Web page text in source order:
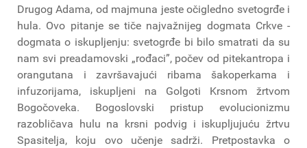
Drugog Adama, od majmuna jeste očigledno svetogrđe i
hula. Ovo pitanje se tiče najvažnijeg dogmata Crkve -
dogmata o iskupljenju: svetogrđe bi bilo smatrati da su
nam svi preadamovski „rođaci”, počev od pitekantropa i
orangutana i završavajući ribama šakoperkama i
infuzorijama, iskupljeni na Golgoti Krsnom žrtvom
Bogočoveka. Bogoslovski pristup evolucionizmu
razobličava hulu na krsni podvig i iskupljujuću žrtvu
Spasitelja, koju ovo učenje sadrži. Pretpostavka o